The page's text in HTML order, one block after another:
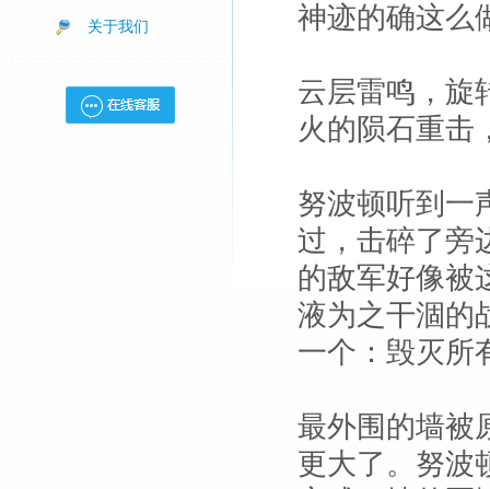
关于我们 神迹的确这么
云层雷鸣，旋
火的陨石重击
努波顿听到一
过，击碎了旁
的敌军好像被
液为之干涸的
一个：毁灭所
最外围的墙被
更大了。努波